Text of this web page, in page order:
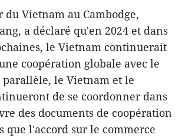
du Vietnam au Cambodge,
a déclaré qu'en 2024 et dans
le Vietnam continuerait
coopération globale avec le
parallèle, le Vietnam et le
de se coordonner dans
des documents de coopération
que l'accord sur le commerce